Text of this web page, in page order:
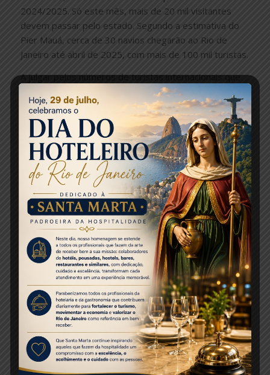
2024/2025. Só este mês, mais de 20 mil visitantes
devem passar pelo estado. Segundo a estimativa do
Píer Mauá, cerca de 30 navios chegarão ao Rio de
Janeiro até abril de 2025, com mais de 100 mil turistas.
A julgar pelos números de turistas internacionais que
já estiveram no estado em 2024, o otimismo é mais
do que justificado. Até setembro, 1.075.879 visitantes
estrangeiros chegaram ao Rio. O número é 25% maior
do que no mesmo período de 2023.
A Secretaria de Estado de Turismo estima que este
ano o total de visitantes estrangeiros será número
muito próximo ao recorde histórico de 2014, ano da
Copa do Mundo no Brasil, quando 1,59 milhão
passaram pelo Rio de Janeiro.
“O Rio de Janeiro vem batendo recorde atrás de
recorde todos os meses deste ano na chegada de
turistas estrangeiros. Isso mostra o quanto o nosso
trabalho de promoção no mercado internacional tem
sido assertivo. Desde 2023, já passamos por
Argentina, Chile, Paraguai, Uruguai, Inglaterra,
Portugal, Itália, Alemanha, Espanha e EUA promovendo
o Rio de Janeiro como destino turístico. Ainda este ano,
iremos novamente ao EUA (Nova York e Miami). Os
EUA são nosso 3º maior emissor de turistas, com